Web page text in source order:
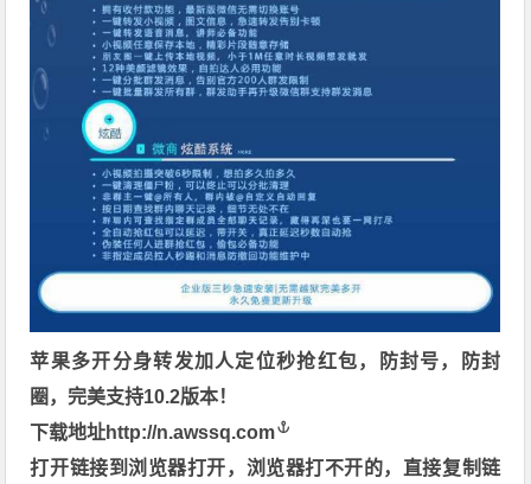
苹果多开分身转发加人定位秒抢红包，防封号，防封
圈，完美支持10.2版本！
下载地址http://n.awssq.com
打开链接到浏览器打开，浏览器打不开的，直接复制链